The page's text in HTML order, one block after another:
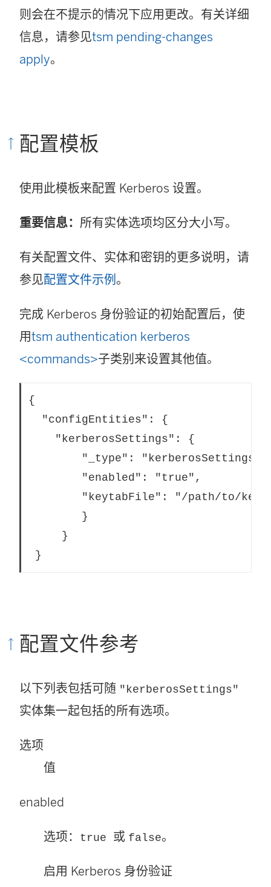
则会在不提示的情况下应用更改。有关详细
信息，请参见tsm pending-changes
apply。
配置模板
使用此模板来配置 Kerberos 设置。
重要信息： 所有实体选项均区分大小写。
有关配置文件、实体和密钥的更多说明，请
参见配置文件示例 。
完成 Kerberos 身份验证的初始配置后，使
用tsm authentication kerberos
<commands>子类别来设置其他值。
{
  "configEntities": {
        }
     }
配置文件参考
以下列表包括可随 "kerberosSettings"
实体集一起包括的所有选项。
选项
值
enabled
选项： true 或 false。
启用 Kerberos 身份验证